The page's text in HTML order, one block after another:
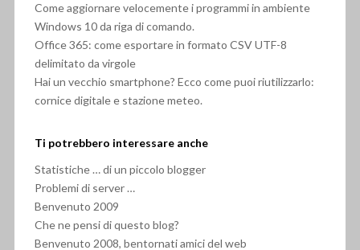
Come aggiornare velocemente i programmi in ambiente
Windows 10 da riga di comando.
Office 365: come esportare in formato CSV UTF-8
delimitato da virgole
Hai un vecchio smartphone? Ecco come puoi riutilizzarlo:
cornice digitale e stazione meteo.
Ti potrebbero interessare anche
Statistiche … di un piccolo blogger
Problemi di server …
Benvenuto 2009
Che ne pensi di questo blog?
Benvenuto 2008, bentornati amici del web